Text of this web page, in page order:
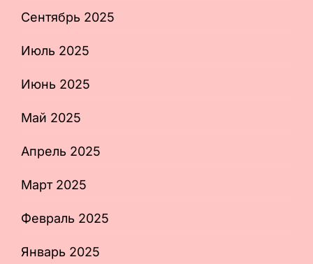
Сентябрь 2025
Июль 2025
Июнь 2025
Май 2025
Апрель 2025
Март 2025
Февраль 2025
Январь 2025